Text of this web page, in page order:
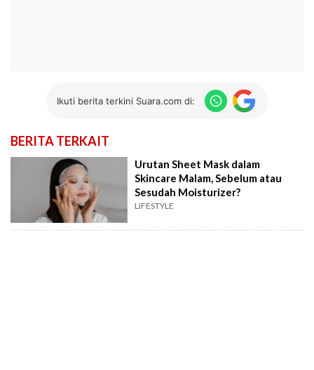
Ikuti berita terkini Suara.com di:
BERITA TERKAIT
Urutan Sheet Mask dalam
Skincare Malam, Sebelum atau
Sesudah Moisturizer?
LIFESTYLE